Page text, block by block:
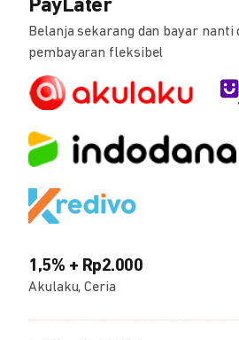
PayLater
Belanja sekarang dan bayar nanti
pembayaran fleksibel
1,5% + Rp2.000
Akulaku, Ceria